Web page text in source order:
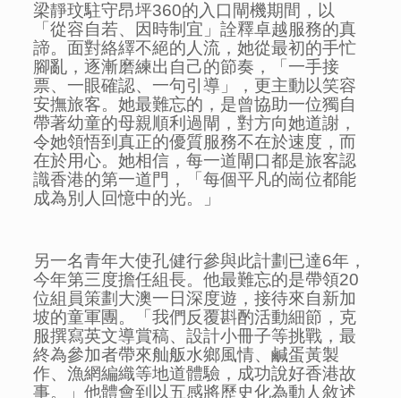
梁靜玟駐守昂坪360的入口閘機期間，以
「從容自若、因時制宜」詮釋卓越服務的真
諦。面對絡繹不絕的人流，她從最初的手忙
腳亂，逐漸磨練出自己的節奏，「一手接
票、一眼確認、一句引導」，更主動以笑容
安撫旅客。她最難忘的，是曾協助一位獨自
帶著幼童的母親順利過閘，對方向她道謝，
令她領悟到真正的優質服務不在於速度，而
在於用心。她相信，每一道閘口都是旅客認
識香港的第一道門，「每個平凡的崗位都能
成為別人回憶中的光。」
另一名青年大使孔健行參與此計劃已達6年，
今年第三度擔任組長。他最難忘的是帶領20
位組員策劃大澳一日深度遊，接待來自新加
坡的童軍團。「我們反覆斟酌活動細節，克
服撰寫英文導賞稿、設計小冊子等挑戰，最
終為參加者帶來舢舨水鄉風情、鹹蛋黃製
作、漁網編織等地道體驗，成功說好香港故
事。」他體會到以五感將歷史化為動人敘述